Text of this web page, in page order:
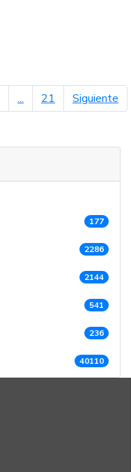
... 21 Siguiente
177
2286
2144
541
236
40110